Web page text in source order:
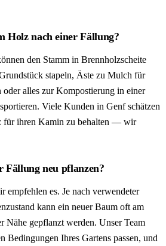
Holz nach einer Fällung?
den Stamm in Brennholzscheite
stapeln, Äste zu Mulch für
oder alles zur Kompostierung in einer
Viele Kunden in Genf schätzen
für ihren Kamin zu behalten — wir
Fällung neu pflanzen?
empfehlen es. Je nach verwendeter
kann ein neuer Baum oft am
Nähe gepflanzt werden. Unser Team
Bedingungen Ihres Gartens passen, und